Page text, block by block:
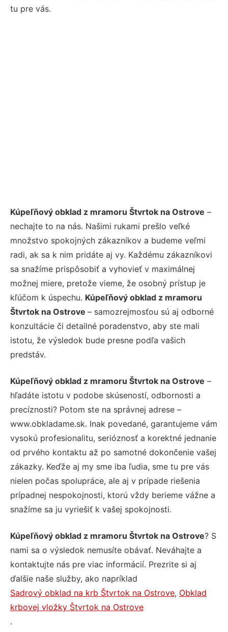
tu pre vás.
Kúpeľňový obklad z mramoru Štvrtok na Ostrove –
nechajte to na nás. Našimi rukami prešlo veľké
množstvo spokojných zákazníkov a budeme veľmi
radi, ak sa k nim pridáte aj vy. Každému zákazníkovi
sa snažíme prispôsobiť a vyhovieť v maximálnej
možnej miere, pretože vieme, že osobný prístup je
kľúčom k úspechu. Kúpeľňový obklad z mramoru
Štvrtok na Ostrove – samozrejmosťou sú aj odborné
konzultácie či detailné poradenstvo, aby ste mali
istotu, že výsledok bude presne podľa vašich
predstáv.
Kúpeľňový obklad z mramoru Štvrtok na Ostrove –
hľadáte istotu v podobe skúseností, odbornosti a
precíznosti? Potom ste na správnej adrese –
www.obkladame.sk. Inak povedané, garantujeme vám
vysokú profesionalitu, serióznosť a korektné jednanie
od prvého kontaktu až po samotné dokončenie vašej
zákazky. Keďže aj my sme iba ľudia, sme tu pre vás
nielen počas spolupráce, ale aj v prípade riešenia
prípadnej nespokojnosti, ktorú vždy berieme vážne a
snažíme sa ju vyriešiť k vašej spokojnosti.
Kúpeľňový obklad z mramoru Štvrtok na Ostrove? S
nami sa o výsledok nemusíte obávať. Neváhajte a
kontaktujte nás pre viac informácií. Prezrite si aj
ďalšie naše služby, ako napríklad
Sadrový obklad na krb Štvrtok na Ostrove, Obklad
krbovej vložky Štvrtok na Ostrove
.